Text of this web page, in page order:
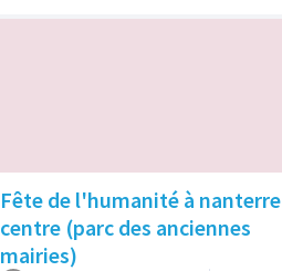
Fête de l'humanité à nanterre
centre (parc des anciennes
mairies)